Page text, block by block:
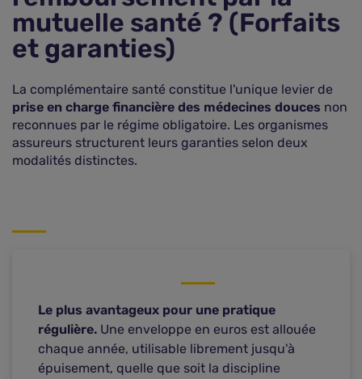
mutuelle santé ? (Forfaits
et garanties)
La complémentaire santé constitue l'unique levier de
prise en charge financière des médecines douces non
reconnues par le régime obligatoire. Les organismes
assureurs structurent leurs garanties selon deux
modalités distinctes.
Le plus avantageux pour une pratique
régulière. Une enveloppe en euros est allouée
chaque année, utilisable librement jusqu'à
épuisement, quelle que soit la discipline